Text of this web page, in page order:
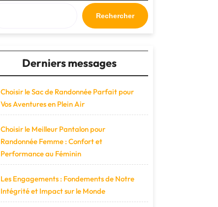
Rechercher
Derniers messages
Choisir le Sac de Randonnée Parfait pour
Vos Aventures en Plein Air
Choisir le Meilleur Pantalon pour
Randonnée Femme : Confort et
Performance au Féminin
Les Engagements : Fondements de Notre
Intégrité et Impact sur le Monde